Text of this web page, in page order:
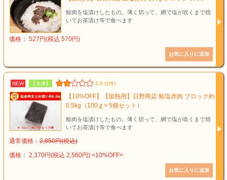
鯨肉を塩漬けしたもの。薄く切って、網で塩が吹くまで焼
いてお茶漬け等で食べます
価格： 527円(税込 570円)
NEW 【冷凍】 2.0 (1件)
【10%OFF】【加熱用】日野商店 鯨塩赤肉 ブロック約
0.5kg（100ｇ× 5個セット）
鯨肉を塩漬けしたもの。薄く切って、網で塩が吹くまで焼
いてお茶漬け等で食べます
通常価格： 2,850円(税込)
価格： 2,370円(税込 2,560円) <10%OFF>